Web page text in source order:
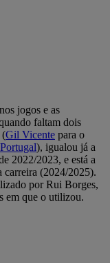
jogos e as
faltam dois
(Gil Vicente para o
), igualou já a
2022/2023, e está a
carreira (2024/2025).
por Rui Borges,
em que o utilizou.